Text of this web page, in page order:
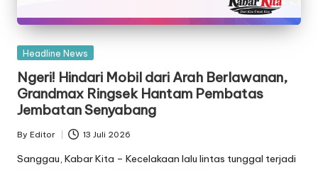
Posted
Headline News
Ngeri! Hindari Mobil dari Arah Berlawanan,
Grandmax Ringsek Hantam Pembatas
Jembatan Senyabang
Posted
by
By Editor 13 Juli 2026
Sanggau, Kabar Kita – Kecelakaan lalu lintas tunggal terjadi